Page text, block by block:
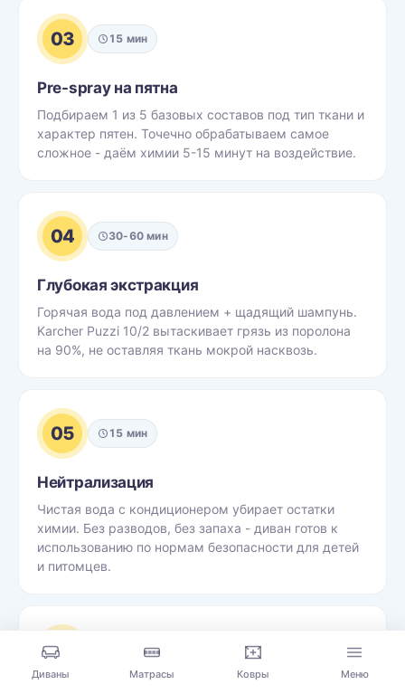
03 15 мин
Pre-spray на пятна
Подбираем 1 из 5 базовых составов под тип ткани и
характер пятен. Точечно обрабатываем самое
сложное - даём химии 5-15 минут на воздействие.
04 30-60 мин
Глубокая экстракция
Горячая вода под давлением + щадящий шампунь.
Karcher Puzzi 10/2 вытаскивает грязь из поролона
на 90%, не оставляя ткань мокрой насквозь.
05 15 мин
Нейтрализация
Чистая вода с кондиционером убирает остатки
химии. Без разводов, без запаха - диван готов к
использованию по нормам безопасности для детей
и питомцев.
06 40-90 мин
Диваны Матрасы Ковры Меню